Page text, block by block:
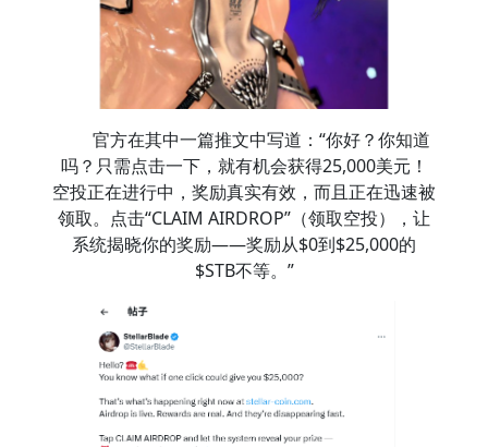
官方在其中一篇推文中写道：“你好？你知道
吗？只需点击一下，就有机会获得25,000美元！
空投正在进行中，奖励真实有效，而且正在迅速被
领取。点击“CLAIM AIRDROP”（领取空投），让
系统揭晓你的奖励——奖励从$0到$25,000的
$STB不等。”